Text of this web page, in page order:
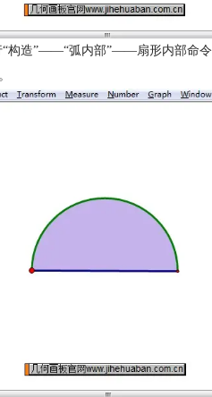
“构造”——“弧内部”——扇形内部命令